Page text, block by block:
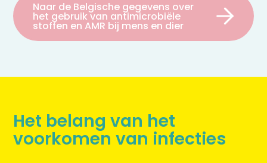
Naar de Belgische gegevens over
het gebruik van antimicrobiële
stoffen en AMR bij mens en dier
Het belang van het
voorkomen van infecties